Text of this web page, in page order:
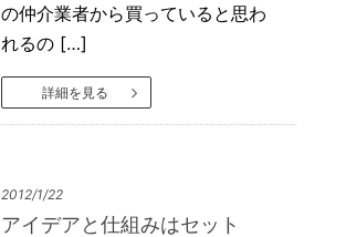
の仲介業者から買っていると思わ
れるの […]
詳細を見る
2012/1/22
アイデアと仕組みはセット